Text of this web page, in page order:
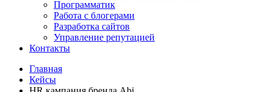
Программатик
Работа с блогерами
Разработка сайтов
Управление репутацией
Контакты
Главная
Кейсы